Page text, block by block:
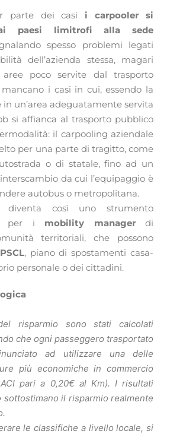
parte dei casi i carpooler si
paesi limitrofi alla sede
spesso problemi legati
dell’azienda stessa, magari
poco servite dal trasporto
i casi in cui, essendo la
in un’area adeguatamente servita
si affianca al trasporto pubblico
il carpooling aziendale
per una parte di tragitto, come
o di statale, fino ad un
da cui l’equipaggio è
autobus o metropolitana.
diventa così uno strumento
per i mobility managerdi
territoriali, che possono
PSCL, piano di spostamenti casa-
personale o dei cittadini.
risparmio sono stati calcolati
che ogni passeggero trasportato
ad utilizzare una delle
più economiche in commercio
pari a 0,20€ al Km). I risultati
sottostimano il risparmio realmente
le classifiche a livello locale, si